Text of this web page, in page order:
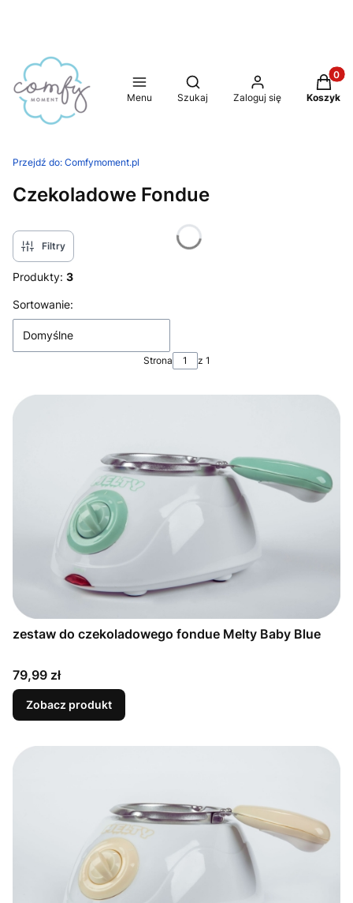
Menu
Otwórz wyszukiwarkę
Szukaj Zaloguj się Koszyk
Przejdź do: Comfymoment.pl
Czekoladowe Fondue
Filtry
Produkty: 3
Lista produktów
Sortowanie:
Domyślne
Strona z 1
zestaw do czekoladowego fondue Melty Baby Blue
Cena
79,99 zł
Zobacz produkt